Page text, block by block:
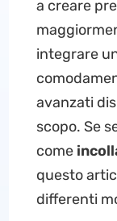
a creare
integrare
avanzati
scopo. Se
come
questo
differenti